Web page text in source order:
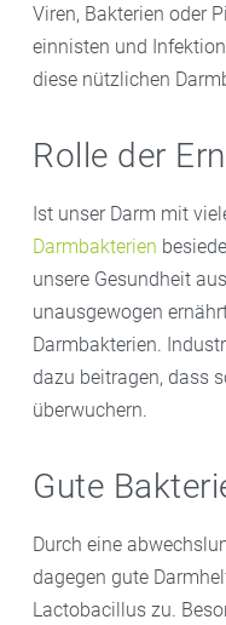
Viren, Bakterien oder
einnisten und
diese nützlichen
Rolle der
Ist unser Darm mit
Darmbakterien
unsere Gesundheit
unausgewogen
Darmbakterien.
dazu beitragen, dass
überwuchern.
Gute
Durch eine
dagegen gute
Lactobacillus zu.